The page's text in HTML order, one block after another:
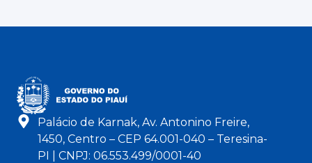
Palácio de Karnak, Av. Antonino Freire,
1450, Centro – CEP 64.001-040 – Teresina-
PI | CNPJ: 06.553.499/0001-40